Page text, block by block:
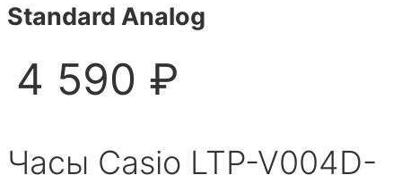
Standard Analog
4 590 ₽
Часы Casio LTP-V004D-